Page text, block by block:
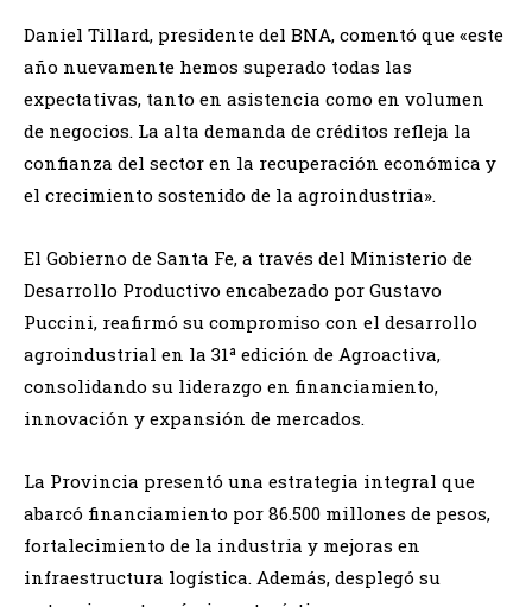
Daniel Tillard, presidente del BNA, comentó que «este
año nuevamente hemos superado todas las
expectativas, tanto en asistencia como en volumen
de negocios. La alta demanda de créditos refleja la
confianza del sector en la recuperación económica y
el crecimiento sostenido de la agroindustria».
El Gobierno de Santa Fe, a través del Ministerio de
Desarrollo Productivo encabezado por Gustavo
Puccini, reafirmó su compromiso con el desarrollo
agroindustrial en la 31ª edición de Agroactiva,
consolidando su liderazgo en financiamiento,
innovación y expansión de mercados.
La Provincia presentó una estrategia integral que
abarcó financiamiento por 86.500 millones de pesos,
fortalecimiento de la industria y mejoras en
infraestructura logística. Además, desplegó su